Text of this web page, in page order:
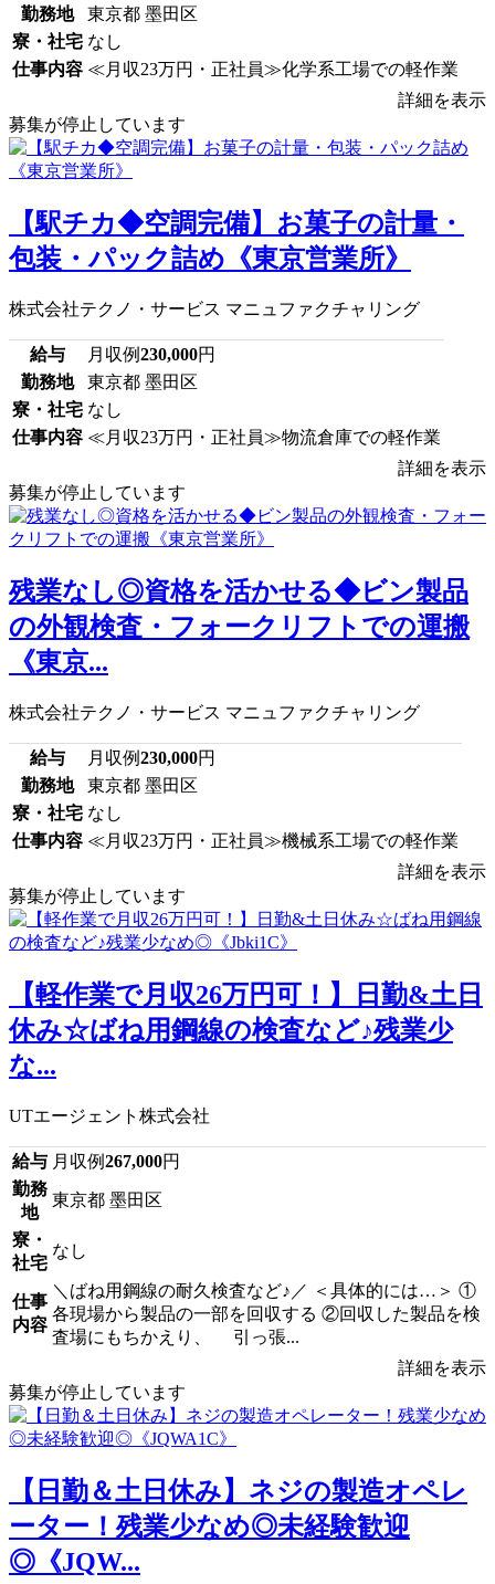
勤務地
東京都 墨田区
寮・社宅 なし
仕事内容 ≪月収23万円・正社員≫化学系工場での軽作業
詳細を表示
募集が停止しています
【駅チカ◆空調完備】お菓子の計量・
包装・パック詰め《東京営業所》
株式会社テクノ・サービス マニュファクチャリング
給与 月収例230,000円
勤務地
東京都 墨田区
寮・社宅 なし
仕事内容 ≪月収23万円・正社員≫物流倉庫での軽作業
詳細を表示
募集が停止しています
残業なし◎資格を活かせる◆ビン製品
の外観検査・フォークリフトでの運搬
《東京...
株式会社テクノ・サービス マニュファクチャリング
給与 月収例230,000円
勤務地
東京都 墨田区
寮・社宅 なし
仕事内容 ≪月収23万円・正社員≫機械系工場での軽作業
詳細を表示
募集が停止しています
【軽作業で月収26万円可！】日勤&土日
休み☆ばね用鋼線の検査など♪残業少
な...
UTエージェント株式会社
給与 月収例267,000円
勤務
地
東京都 墨田区
寮・
社宅
なし
仕事
内容
＼ばね用鋼線の耐久検査など♪／ ＜具体的には…＞ ①
各現場から製品の一部を回収する ②回収した製品を検
査場にもちかえり、 引っ張...
詳細を表示
募集が停止しています
【日勤＆土日休み】ネジの製造オペレ
ーター！残業少なめ◎未経験歓迎
◎《JQW...